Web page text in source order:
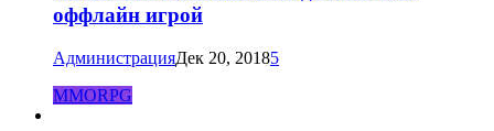
оффлайн игрой
АдминистрацияДек 20, 20185
MMORPG